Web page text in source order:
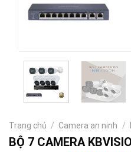
Trang chủ / Camera an ninh /
BỘ 7 CAMERA